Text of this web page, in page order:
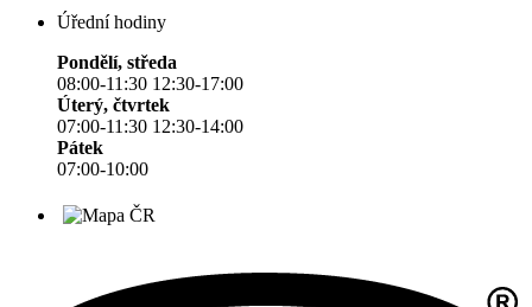
Úřední hodiny
Pondělí, středa
08:00-11:30 12:30-17:00
Úterý, čtvrtek
07:00-11:30 12:30-14:00
Pátek
07:00-10:00